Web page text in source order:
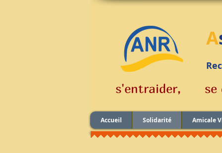
A
R
s'entraider,
Accueil Solidarité Amicale